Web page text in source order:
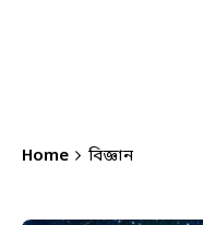
Home বিজ্ঞান